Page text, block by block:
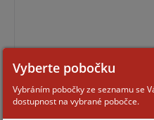
Vyberte pobočku
Vybráním pobočky ze seznamu se
dostupnost na vybrané pobočce.